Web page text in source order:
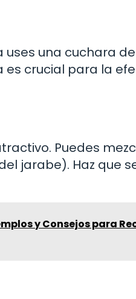
una cuchara
es crucial para la
Puedes
jarabe). Haz que
y Consejos para